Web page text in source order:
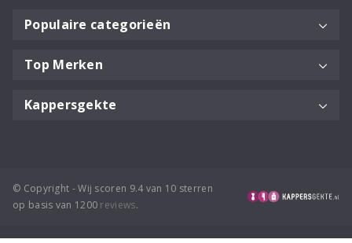
Populaire categorieën
Top Merken
Kappersgekte
© Copyright - Wij scoren 9.4 van 10 sterren
op basis van 1200 reviews.